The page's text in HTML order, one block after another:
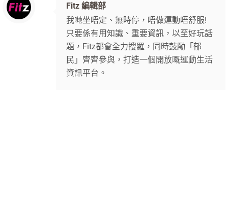
Fitz 編輯部
我哋坐唔定、無時停，唔做運動唔舒服!
只要係有用知識、重要資訊，以至好玩話
題，Fitz都會全力搜羅，同時鼓勵「郁
民」齊齊參與，打造一個開放嘅運動生活
資訊平台。